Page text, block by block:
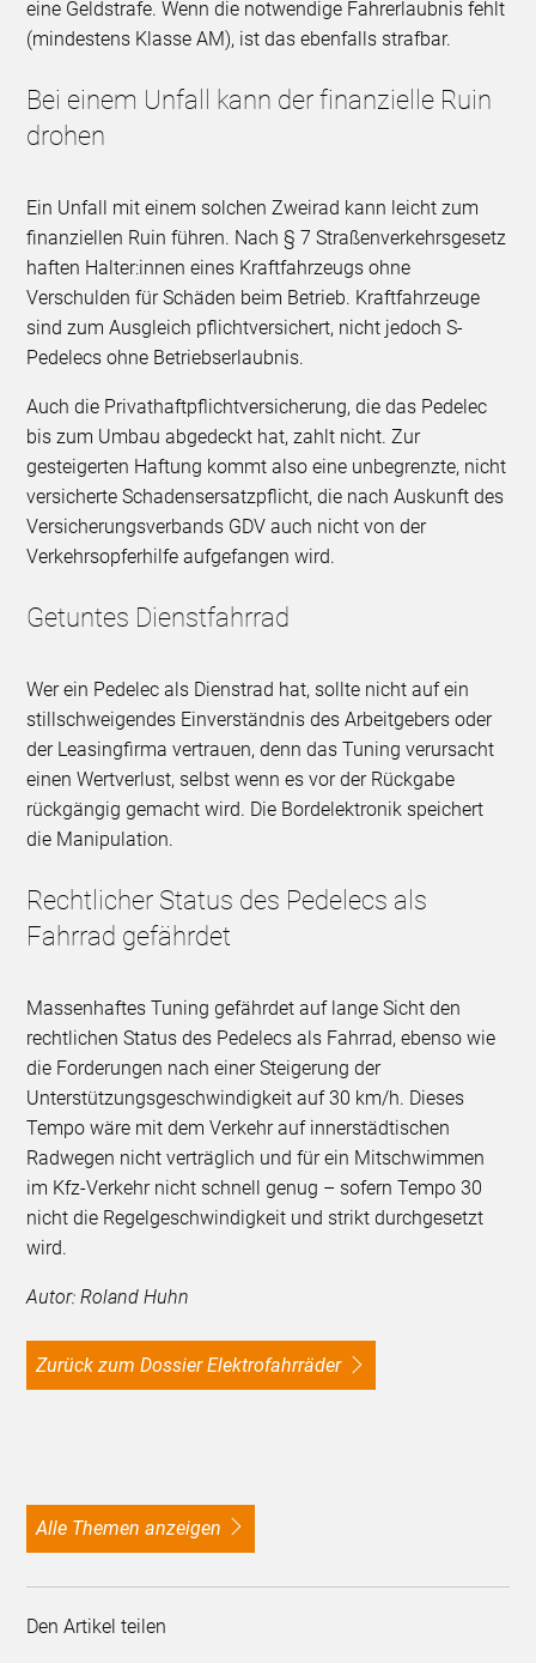
eine Geldstrafe. Wenn die notwendige Fahrerlaubnis fehlt
(mindestens Klasse AM), ist das ebenfalls strafbar.
Bei einem Unfall kann der finanzielle Ruin
drohen
Ein Unfall mit einem solchen Zweirad kann leicht zum
finanziellen Ruin führen. Nach § 7 Straßenverkehrsgesetz
haften Halter:innen eines Kraftfahrzeugs ohne
Verschulden für Schäden beim Betrieb. Kraftfahrzeuge
sind zum Ausgleich pflichtversichert, nicht jedoch S-
Pedelecs ohne Betriebserlaubnis.
Auch die Privathaftpflichtversicherung, die das Pedelec
bis zum Umbau abgedeckt hat, zahlt nicht. Zur
gesteigerten Haftung kommt also eine unbegrenzte, nicht
versicherte Schadensersatzpflicht, die nach Auskunft des
Versicherungsverbands GDV auch nicht von der
Verkehrsopferhilfe aufgefangen wird.
Getuntes Dienstfahrrad
Wer ein Pedelec als Dienstrad hat, sollte nicht auf ein
stillschweigendes Einverständnis des Arbeitgebers oder
der Leasingfirma vertrauen, denn das Tuning verursacht
einen Wertverlust, selbst wenn es vor der Rückgabe
rückgängig gemacht wird. Die Bordelektronik speichert
die Manipulation.
Rechtlicher Status des Pedelecs als
Fahrrad gefährdet
Massenhaftes Tuning gefährdet auf lange Sicht den
rechtlichen Status des Pedelecs als Fahrrad, ebenso wie
die Forderungen nach einer Steigerung der
Unterstützungsgeschwindigkeit auf 30 km/h. Dieses
Tempo wäre mit dem Verkehr auf innerstädtischen
Radwegen nicht verträglich und für ein Mitschwimmen
im Kfz-Verkehr nicht schnell genug – sofern Tempo 30
nicht die Regelgeschwindigkeit und strikt durchgesetzt
wird.
Autor: Roland Huhn
Zurück zum Dossier Elektrofahrräder
alle Themen anzeigen
Den Artikel teilen